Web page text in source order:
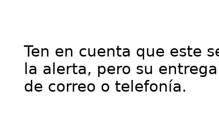
Ten en cuenta que este
la alerta, pero su
de correo o telefonía.